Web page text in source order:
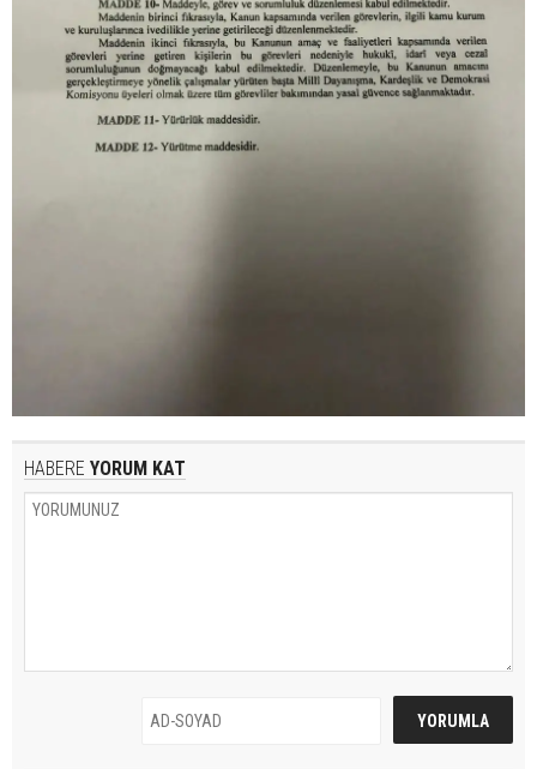
HABERE YORUM KAT